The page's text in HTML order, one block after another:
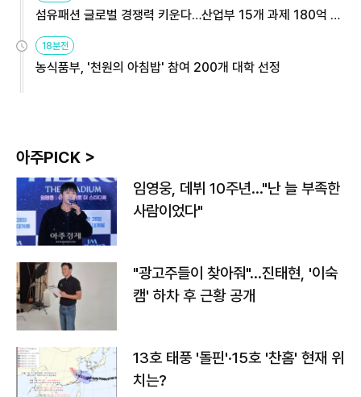
섬유패션 글로벌 경쟁력 키운다…산업부 15개 과제 180억 지
원
18분전
농식품부, '천원의 아침밥' 참여 200개 대학 선정
아주PICK >
임영웅, 데뷔 10주년…"난 늘 부족한
사람이었다"
"광고주들이 찾아줘"…진태현, '이숙
캠' 하차 후 근황 공개
13호 태풍 '돌핀'·15호 '찬홈' 현재 위
치는?